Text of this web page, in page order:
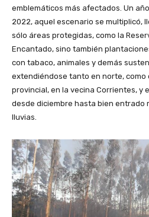
emblemáticos más afectados. Un
2022, aquel escenario se multiplicó,
sólo áreas protegidas, como la
Encantado, sino también
con tabaco, animales y demás
extendiéndose tanto en norte, como
provincial, en la vecina Corrientes, y
desde diciembre hasta bien entrado
lluvias.